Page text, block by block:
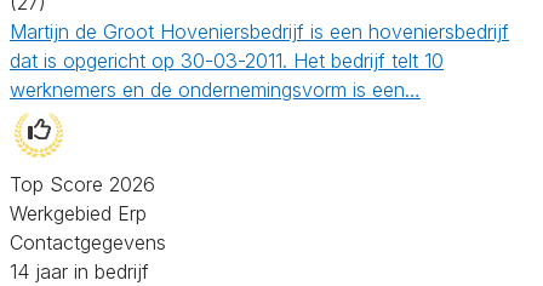
Martijn de Groot Hoveniersbedrijf is een hoveniersbedrijf
dat is opgericht op 30-03-2011. Het bedrijf telt 10
werknemers en de ondernemingsvorm is een…
Top Score 2026
Werkgebied Erp
Contactgegevens
14 jaar in bedrijf